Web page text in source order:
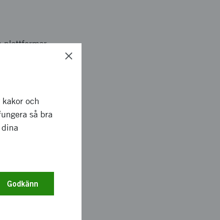
plattformar
GIS plattform.
samt
mening att
av data.
vilja mäta
för att kunna
realtids data.
och
så bra
Godkänn